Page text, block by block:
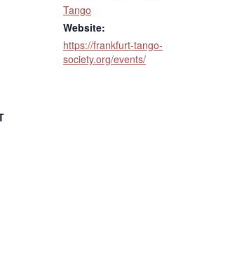
Tango
Website:
https://frankfurt-tango-
society.org/events/